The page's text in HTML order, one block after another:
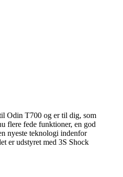
Odin T700 og er til dig, som
flere fede funktioner, en god
nyeste teknologi indenfor
er udstyret med 3S Shock